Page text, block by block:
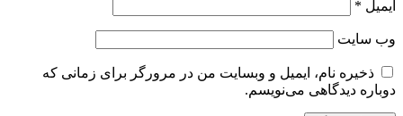
*
نام، ایمیل و وبسایت من در مرورگر برای زمانی که
دیدگاهی می‌نویسم.